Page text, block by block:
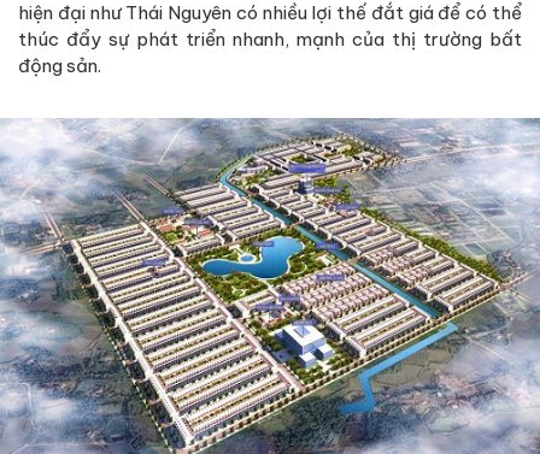
hiện đại như Thái Nguyên có nhiều lợi thế đắt giá để có thể
thúc đẩy sự phát triển nhanh, mạnh của thị trường bất
động sản.